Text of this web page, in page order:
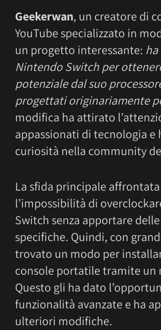
Geekerwan, un creatore di
YouTube specializzato in
un progetto interessante:
Nintendo Switch per
potenziale dal suo
progettati originariamente
modifica ha attirato
appassionati di tecnologia e
curiosità nella community
La sfida principale
l’impossibilità di
Switch senza apportare
specifiche. Quindi, con
trovato un modo per
console portatile tramite un
Questo gli ha dato
funzionalità avanzate e ha
ulteriori modifiche.